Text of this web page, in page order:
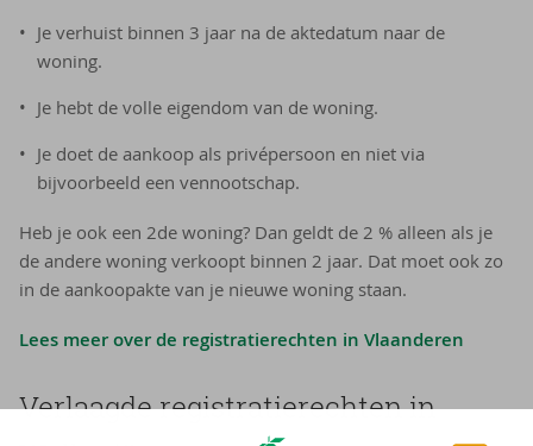
Je verhuist binnen 3 jaar na de aktedatum naar de
woning.
Je hebt de volle eigendom van de woning.
Je doet de aankoop als privépersoon en niet via
bijvoorbeeld een vennootschap.
Heb je ook een 2de woning? Dan geldt de 2 % alleen als je
de andere woning verkoopt binnen 2 jaar. Dat moet ook zo
in de aankoopakte van je nieuwe woning staan.
Lees meer over de registratierechten in Vlaanderen
Verlaagde registratierechten in